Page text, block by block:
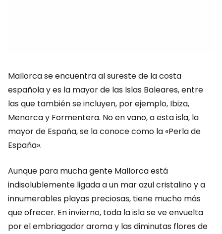
Mallorca se encuentra al sureste de la costa
española y es la mayor de las Islas Baleares, entre
las que también se incluyen, por ejemplo, Ibiza,
Menorca y Formentera. No en vano, a esta isla, la
mayor de España, se la conoce como la «Perla de
España».
Aunque para mucha gente Mallorca está
indisolublemente ligada a un mar azul cristalino y a
innumerables playas preciosas, tiene mucho más
que ofrecer. En invierno, toda la isla se ve envuelta
por el embriagador aroma y las diminutas flores de